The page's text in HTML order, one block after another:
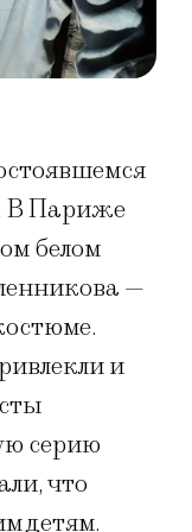
В Париже
белом
—
и
серию
что
детям.